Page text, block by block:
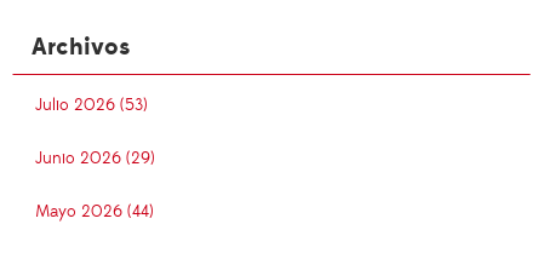
Archivos
Julio 2026 (53)
Junio 2026 (29)
Mayo 2026 (44)